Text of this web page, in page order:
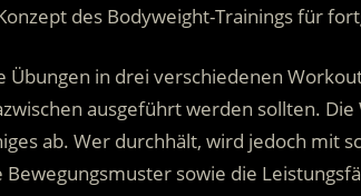
des Bodyweight-Trainings für
Übungen in drei verschiedenen
ausgeführt werden sollten.
ab. Wer durchhält, wird jedoch mit
sowie die